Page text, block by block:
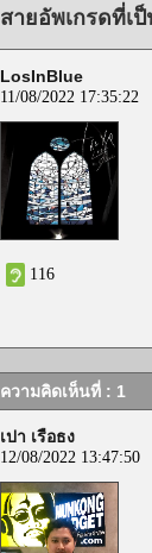
สายอัพเกรดที่เ
LosInBlue
11/08/2022 17:35:22
116
ความคิดเห็นที่ : 1
เปา เรือธง
12/08/2022 13:47:50